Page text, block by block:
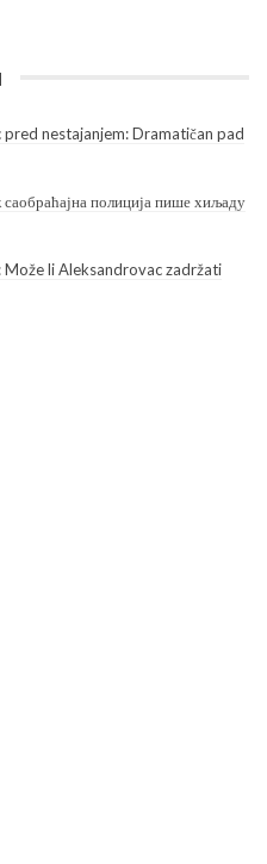
nestajanjem: Dramatičan pad
полиција пише хиљаду
li Aleksandrovac zadržati